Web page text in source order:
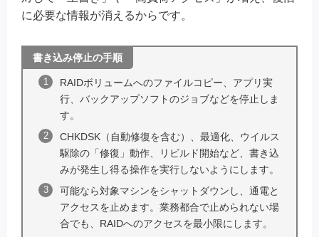
に必要な情報が消えるからです。
書き込み停止の手順
RAIDボリュームへのファイルコピー、アプリ実
行、バックアップソフトのジョブなどを停止しま
す。
CHKDSK（自動修復を含む）、最適化、ウイルス
駆除の「修復」動作、リビルド開始など、書き込
みが発生し得る操作を実行しないようにします。
可能なら対象マシンをシャットダウンし、通電と
アクセスを止めます。業務都合で止められない場
合でも、RAIDへのアクセスを最小限にします。